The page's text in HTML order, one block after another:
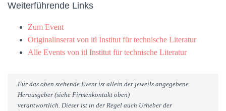
Weiterführende Links
Zum Event
Originalinserat von itl Institut für technische Literatur
Alle Events von itl Institut für technische Literatur
Für das oben stehende Event ist allein der jeweils angegebene
Herausgeber (siehe Firmenkontakt oben)
verantwortlich. Dieser ist in der Regel auch Urheber der